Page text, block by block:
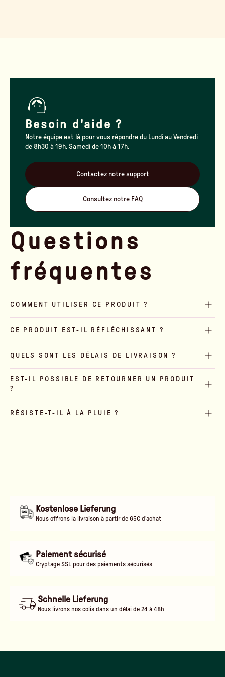
Questions
fréquentes
COMMENT UTILISER CE PRODUIT ?
CE PRODUIT EST-IL RÉFLÉCHISSANT ?
QUELS SONT LES DÉLAIS DE LIVRAISON ?
EST-IL POSSIBLE DE RETOURNER UN PRODUIT
?
RÉSISTE-T-IL À LA PLUIE ?
Besoin d'aide ?
Notre équipe est là pour vous répondre du Lundi au Vendredi
de 8h30 à 19h. Samedi de 10h à 17h.
Contactez notre support
Consultez notre FAQ
Kostenlose Lieferung
Nous offrons la livraison à partir de 65€ d'achat
Paiement sécurisé
Cryptage SSL pour des paiements sécurisés
Schnelle Lieferung
Nous livrons nos colis dans un délai de 24 à 48h